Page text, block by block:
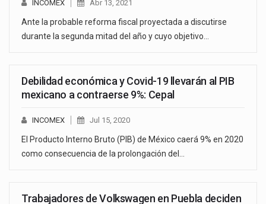
INCOMEX Abr 13, 2021
Ante la probable reforma fiscal proyectada a discutirse
durante la segunda mitad del año y cuyo objetivo…
Debilidad económica y Covid-19 llevarán al PIB
mexicano a contraerse 9%: Cepal
INCOMEX Jul 15, 2020
El Producto Interno Bruto (PIB) de México caerá 9% en 2020
como consecuencia de la prolongación del…
Trabajadores de Volkswagen en Puebla deciden